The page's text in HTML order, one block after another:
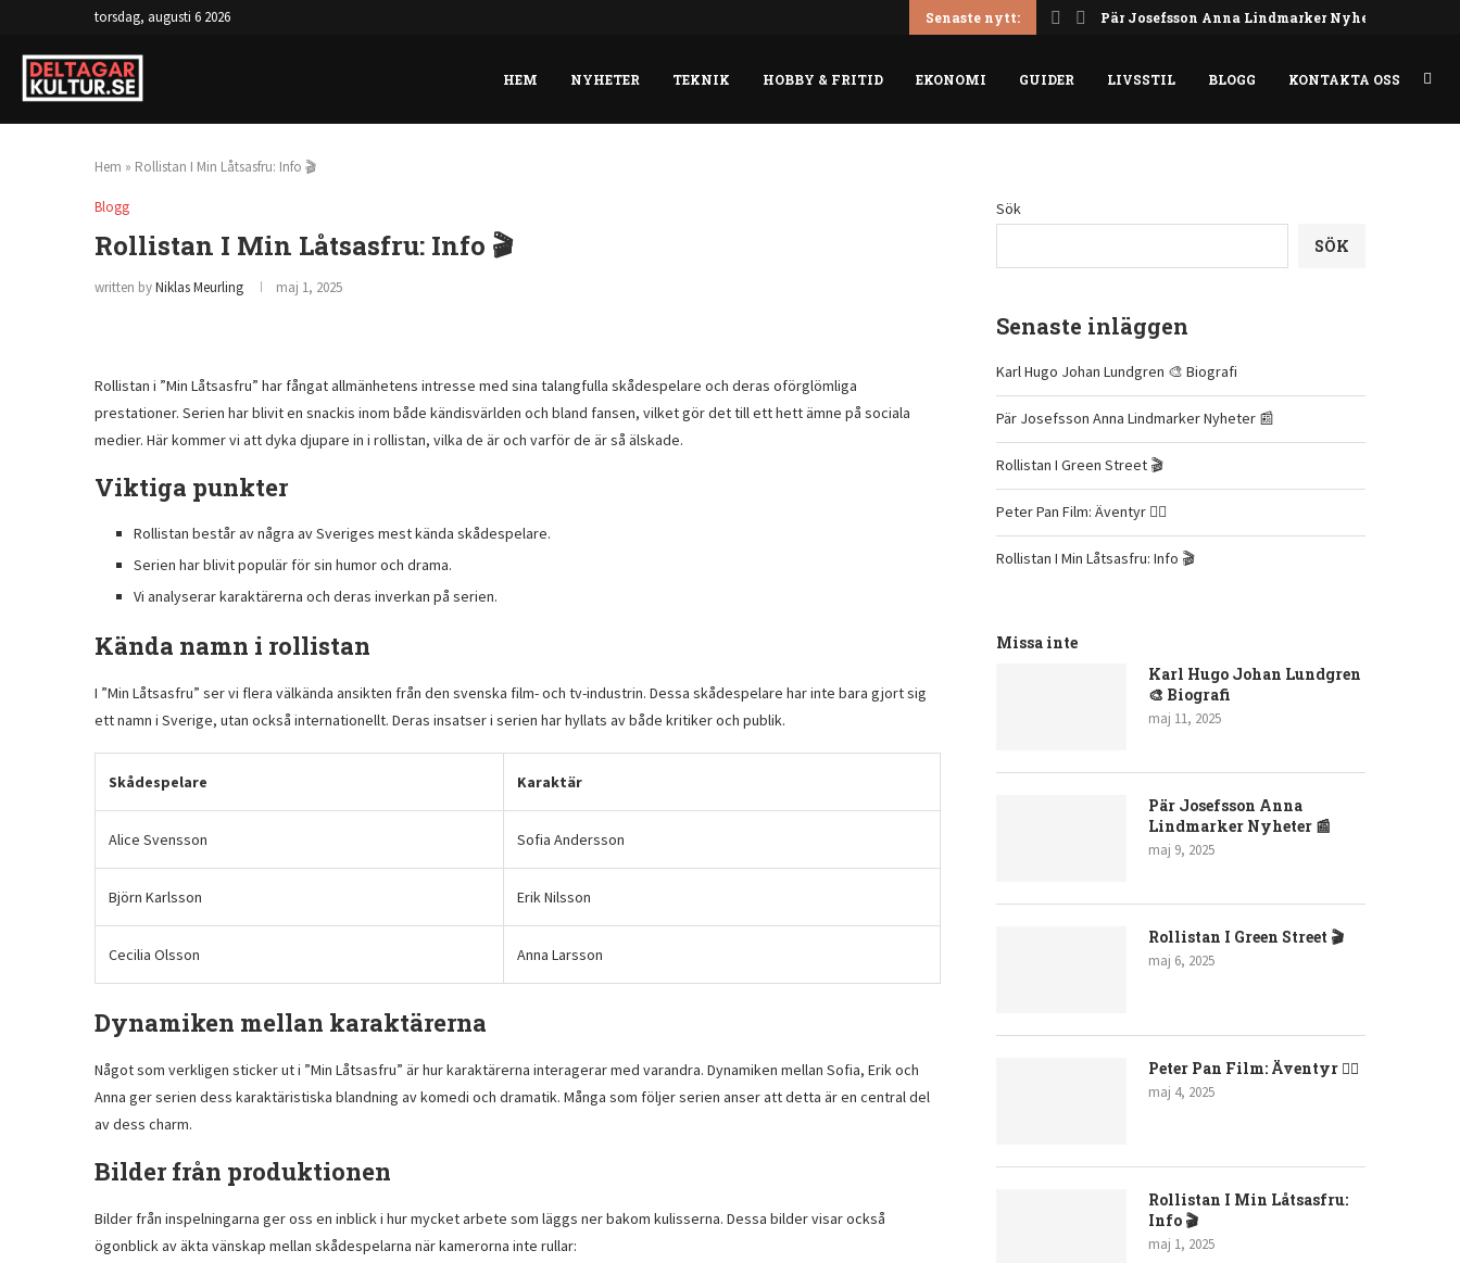
torsdag, augusti 6 2026 Senaste nytt:
Jakob Ingebrigtsen Syskon 💪 Pär Josefsson Anna Lindmarker Nyheter 📰
HEM NYHETER TEKNIK HOBBY & FRITID EKONOMI GUIDER LIVSSTIL BLOGG KONTAKTA OSS
Hem » Rollistan I Min Låtsasfru: Info 🎬
Blogg
Rollistan I Min Låtsasfru: Info 🎬
written byNiklas Meurling maj 1, 2025
Rollistan i ”Min Låtsasfru” har fångat allmänhetens intresse med sina talangfulla skådespelare och deras oförglömliga
prestationer. Serien har blivit en snackis inom både kändisvärlden och bland fansen, vilket gör det till ett hett ämne på sociala
medier. Här kommer vi att dyka djupare in i rollistan, vilka de är och varför de är så älskade.
Viktiga punkter
Rollistan består av några av Sveriges mest kända skådespelare.
Serien har blivit populär för sin humor och drama.
Vi analyserar karaktärerna och deras inverkan på serien.
Kända namn i rollistan
I ”Min Låtsasfru” ser vi flera välkända ansikten från den svenska film- och tv-industrin. Dessa skådespelare har inte bara gjort sig
ett namn i Sverige, utan också internationellt. Deras insatser i serien har hyllats av både kritiker och publik.
Skådespelare Karaktär
Alice Svensson Sofia Andersson
Björn Karlsson Erik Nilsson
Cecilia Olsson Anna Larsson
Dynamiken mellan karaktärerna
Något som verkligen sticker ut i ”Min Låtsasfru” är hur karaktärerna interagerar med varandra. Dynamiken mellan Sofia, Erik och
Anna ger serien dess karaktäristiska blandning av komedi och dramatik. Många som följer serien anser att detta är en central del
av dess charm.
Bilder från produktionen
Bilder från inspelningarna ger oss en inblick i hur mycket arbete som läggs ner bakom kulisserna. Dessa bilder visar också
ögonblick av äkta vänskap mellan skådespelarna när kamerorna inte rullar:
Sök
SÖK
Senaste inläggen
Karl Hugo Johan Lundgren 🎨 Biografi
Pär Josefsson Anna Lindmarker Nyheter 📰
Rollistan I Green Street 🎬
Peter Pan Film: Äventyr 🧚‍♂️
Rollistan I Min Låtsasfru: Info 🎬
Missa inte
Karl Hugo Johan Lundgren
🎨 Biografi
maj 11, 2025
Pär Josefsson Anna
Lindmarker Nyheter 📰
maj 9, 2025
Rollistan I Green Street 🎬
maj 6, 2025
Peter Pan Film: Äventyr 🧚‍♂️
maj 4, 2025
Rollistan I Min Låtsasfru:
Info 🎬
maj 1, 2025